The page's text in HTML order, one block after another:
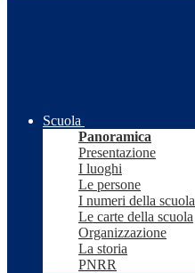
Scuola
Panoramica
Presentazione
I luoghi
Le persone
I numeri della scuola
Le carte della scuola
Organizzazione
La storia
PNRR